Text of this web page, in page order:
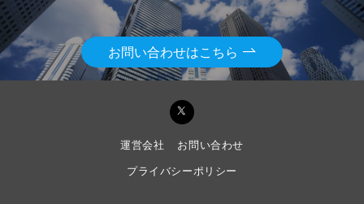
お問い合わせはこちら
運営会社 お問い合わせ
プライバシーポリシー